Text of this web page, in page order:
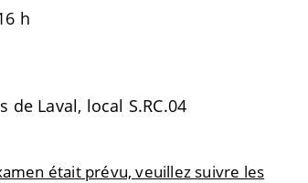
h
de Laval, local S.RC.04
était prévu, veuillez suivre les